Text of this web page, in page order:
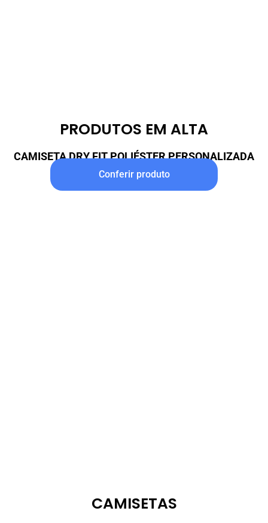
PRODUTOS EM ALTA
CAMISETA DRY FIT POLIÉSTER PERSONALIZADA
Conferir produto
CAMISETAS